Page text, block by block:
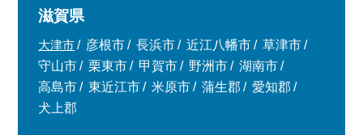
滋賀県
大津市 彦根市 長浜市 近江八幡市
草津市
守山市
栗東市 甲賀市 野洲市
湖南市
高島市
東近江市 米原市 蒲生郡
愛知郡
犬上郡